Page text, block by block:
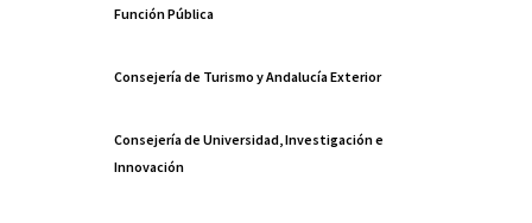
Función Pública
Consejería de Turismo y Andalucía Exterior
Consejería de Universidad, Investigación e
Innovación